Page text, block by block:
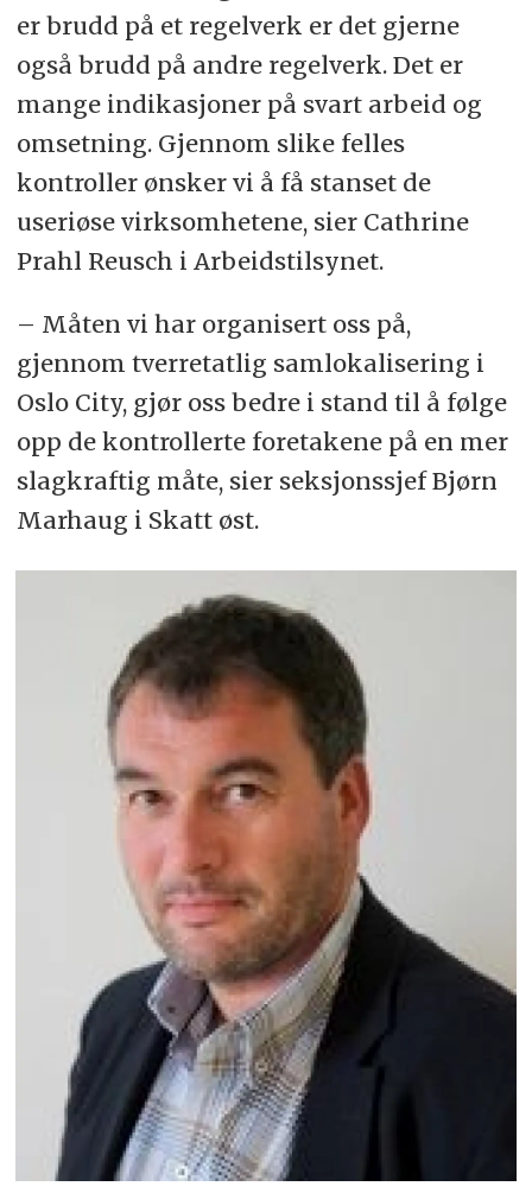
er brudd på et regelverk er det gjerne
også brudd på andre regelverk. Det er
mange indikasjoner på svart arbeid og
omsetning. Gjennom slike felles
kontroller ønsker vi å få stanset de
useriøse virksomhetene, sier Cathrine
Prahl Reusch i Arbeidstilsynet.
– Måten vi har organisert oss på,
gjennom tverretatlig samlokalisering i
Oslo City, gjør oss bedre i stand til å følge
opp de kontrollerte foretakene på en mer
slagkraftig måte, sier seksjonssjef Bjørn
Marhaug i Skatt øst.